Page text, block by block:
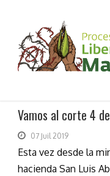
Vamos al corte 4
07 Juil 2019
Esta vez desde la
hacienda San Luis